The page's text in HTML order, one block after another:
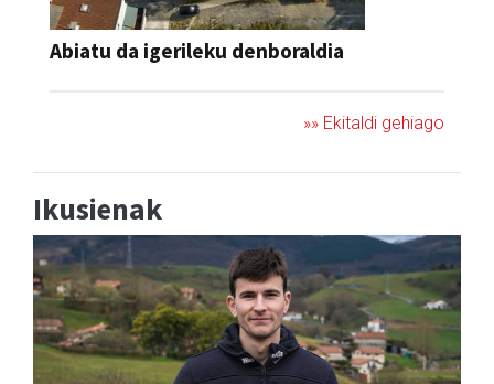
»» Ekitaldi gehiago
Ikusienak